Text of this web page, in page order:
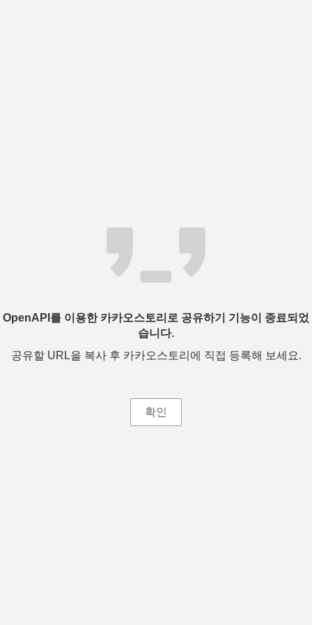
OpenAPI를 이용한 카카오스토리로 공유하기 기능이 종료되었
습니다.
공유할 URL을 복사 후 카카오스토리에 직접 등록해 보세요.
확인